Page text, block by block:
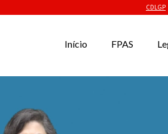
CDLGP
Início FPAS